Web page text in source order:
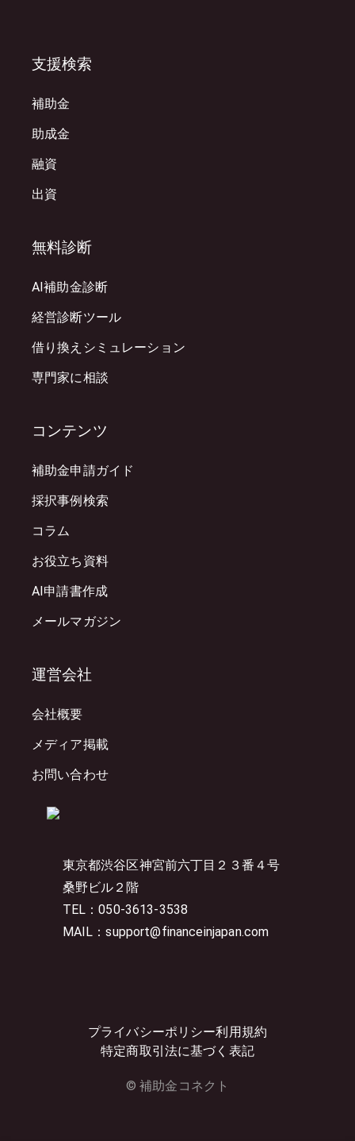
東京都渋谷区神宮前六丁目２３番４号
桑野ビル２階
TEL：050-3613-3538
MAIL：support@financeinjapan.com
プライバシーポリシー利用規約
特定商取引法に基づく表記
© 補助金コネクト
支援検索
補助金
助成金
融資
出資
無料診断
AI補助金診断
経営診断ツール
借り換えシミュレーション
専門家に相談
コンテンツ
補助金申請ガイド
採択事例検索
コラム
お役立ち資料
AI申請書作成
メールマガジン
運営会社
会社概要
メディア掲載
お問い合わせ